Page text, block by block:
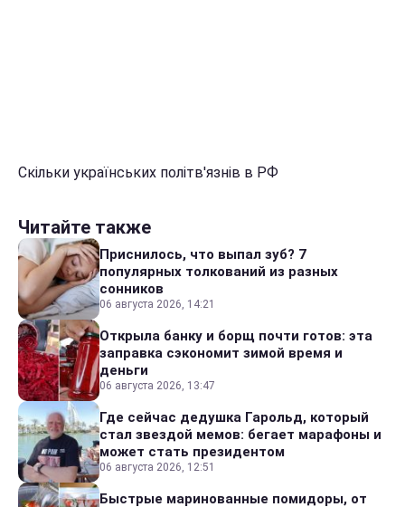
Скільки українських політв'язнів в РФ
Читайте также
Приснилось, что выпал зуб? 7
популярных толкований из разных
сонников
06 августа 2026, 14:21
Открыла банку и борщ почти готов: эта
заправка сэкономит зимой время и
деньги
06 августа 2026, 13:47
Где сейчас дедушка Гарольд, который
стал звездой мемов: бегает марафоны и
может стать президентом
06 августа 2026, 12:51
Быстрые маринованные помидоры, от